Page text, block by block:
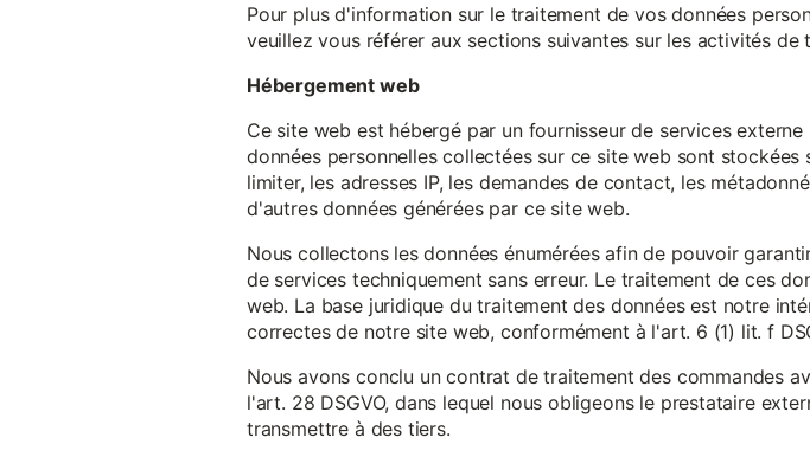
Pour plus d'information sur le traitement de vos données
veuillez vous référer aux sections suivantes sur les activités
Hébergement web
Ce site web est hébergé par un fournisseur de services
données personnelles collectées sur ce site web sont
limiter, les adresses IP, les demandes de contact, les
d'autres données générées par ce site web.
Nous collectons les données énumérées afin de pouvoir
de services techniquement sans erreur. Le traitement de ces
web. La base juridique du traitement des données est notre
correctes de notre site web, conformément à l'art. 6 (1) lit. f
Nous avons conclu un contrat de traitement des commandes
l'art. 28 DSGVO, dans lequel nous obligeons le prestataire
transmettre à des tiers.